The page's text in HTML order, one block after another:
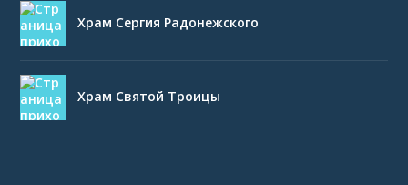
Храм Сергия Радонежского
Храм Святой Троицы